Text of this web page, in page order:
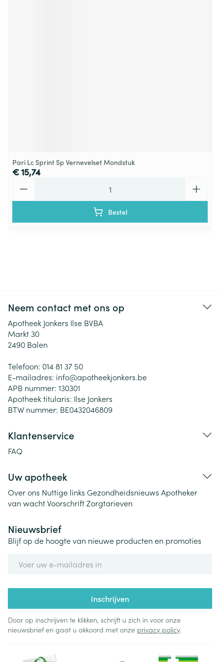
Pari Lc Sprint Sp Vernevelset Mondstuk
€ 15,74
Bestel
Neem contact met ons op
Apotheek Jonkers Ilse BVBA
Markt 30
2490 Balen
Telefoon: 014 81 37 50
E-mailadres: info@apotheekjonkers.be
APB nummer: 130301
Apotheek titularis: Ilse Jonkers
BTW nummer: BE0432046809
Klantenservice
FAQ
Uw apotheek
Over ons Nuttige links Gezondheidsnieuws Apotheker
van wachtVoorschriftZorgtarieven
Nieuwsbrief
Blijf op de hoogte van nieuwe producten en promoties
Inschrijven
Door op inschrijven te klikken, schrijft u zich in voor onze
nieuwsbrief en gaat u akkoord met onze privacy policy.